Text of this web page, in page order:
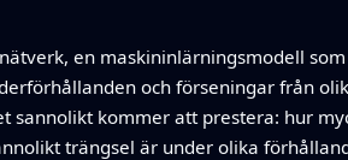
en maskininlärningsmodell
och förseningar från
sannolikt kommer att prestera: hur
trängsel är under olika